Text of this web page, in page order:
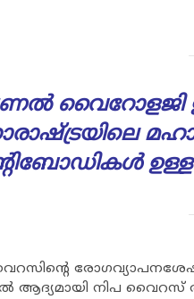
വൈറോളജി
ഉള്ള
രോഗവ്യാപനശേഷി
ആദ്യമായി നിപ